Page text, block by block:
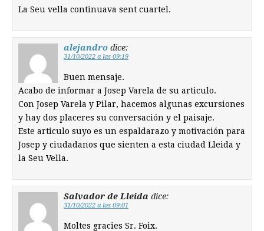
La Seu vella continuava sent cuartel.
alejandro dice:
31/10/2022 a las 09:19
Buen mensaje.
Acabo de informar a Josep Varela de su articulo.
Con Josep Varela y Pilar, hacemos algunas excursiones
y hay dos placeres su conversación y el paisaje.
Este articulo suyo es un espaldarazo y motivación para
Josep y ciudadanos que sienten a esta ciudad Lleida y
la Seu Vella.
Salvador de Lleida dice:
31/10/2022 a las 09:01
Moltes gracies Sr. Foix.